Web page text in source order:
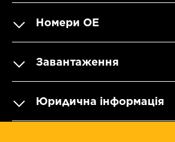
Номери OE
Завантаження
Юридична інформація